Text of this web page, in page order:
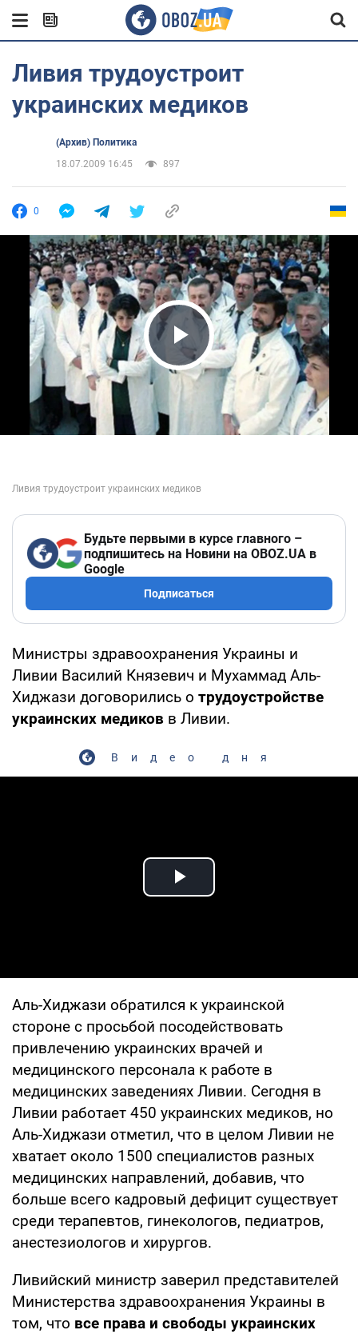
Ливия трудоустроит
украинских медиков
(Архив) Политика
18.07.2009 16:45
897
0
Play Video
Будьте первыми в курсе главного –
подпишитесь на Новини на OBOZ.UA в
Google
Подписаться
Министры здравоохранения Украины и
Ливии Василий Князевич и Мухаммад Аль-
Хиджази договорились о трудоустройстве
украинских медиков в Ливии.
Видео дня
Play Video
Аль-Хиджази обратился к украинской
стороне с просьбой посодействовать
привлечению украинских врачей и
медицинского персонала к работе в
медицинских заведениях Ливии. Сегодня в
Ливии работает 450 украинских медиков, но
Аль-Хиджази отметил, что в целом Ливии не
хватает около 1500 специалистов разных
медицинских направлений, добавив, что
больше всего кадровый дефицит существует
среди терапевтов, гинекологов, педиатров,
анестезиологов и хирургов.
Ливийский министр заверил представителей
Министерства здравоохранения Украины в
том, что все права и свободы украинских